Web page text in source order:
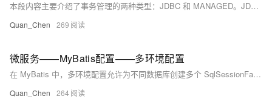
本段内容主要介绍了事务管理的两种类型：JDBC 和 MANAGED。JDBC 类型直接利用数据源连接管理事务，依赖提交和回滚机制；而 MANAGED 类型则由容器全程管理事务生命周期，例如 JEE 应用服务器上下文，默认会关闭连接，但可根据需要设置 `closeConnection` 属性为 false 阻止关闭行为。此外，提到在使用 Spring + MyBatis 时，无需额外配置事务管理器，因为 Spring 模块自带的功能可覆盖上述配置，且这两种事务管理器类型均无需设置属性。
Quan_Chen 269
微服务——MyBatis配置——多环境配置
在 MyBatis 中，多环境配置允许为不同数据库创建多个 SqlSessionFactory。通过传递环境参数给 SqlSessionFactoryBuilder，可指定使用哪种环境；若忽略，则加载默认环境。`environments` 元素定义环境配置，包括默认环境 ID、事务管理器和数据源类型等。每个环境需唯一标识，确保默认环境匹配其中之一。代码示例展示了如何构建工厂及配置 XML 结构。
Quan_Chen 264